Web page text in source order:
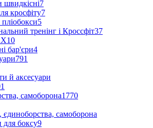
швидкісні7
кросфіту7
5
тренінг і Кроссфіт37
10
бар'єри4
791
й аксесуари
самоборона1770
єдиноборства, самоборона
боксу9